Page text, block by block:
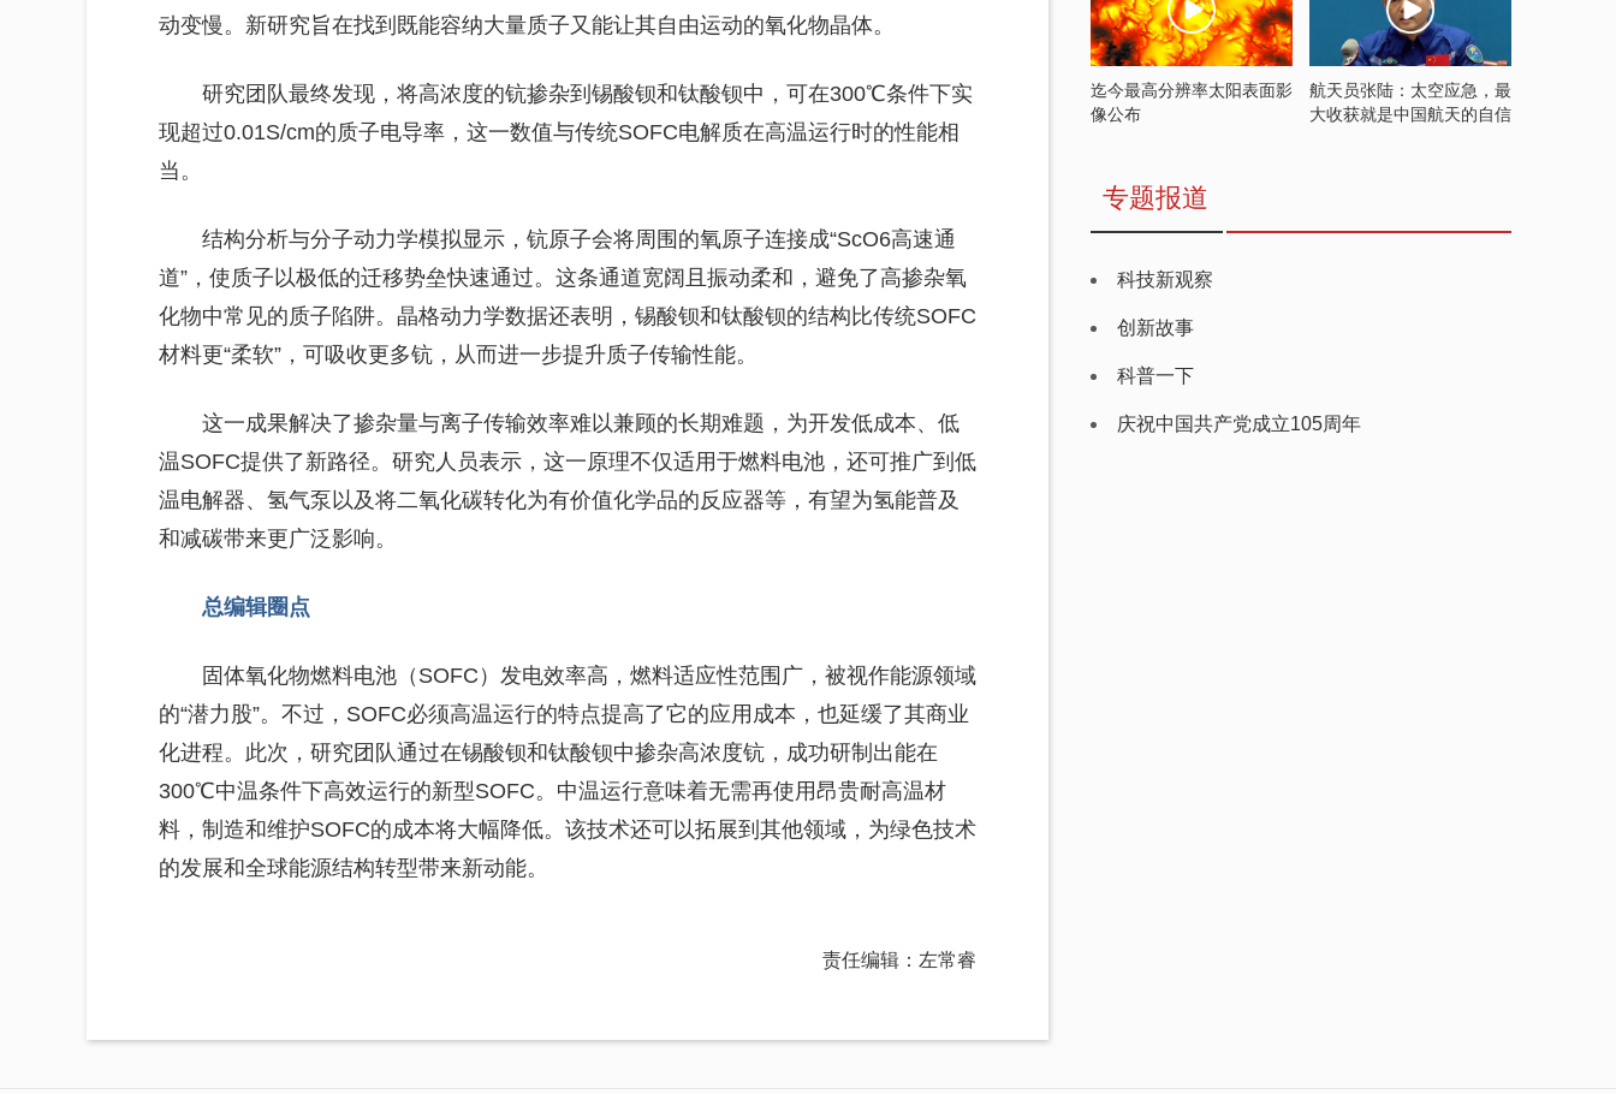
动变慢。新研究旨在找到既能容纳大量质子又能让其自由运动的氧化物晶体。
研究团队最终发现，将高浓度的钪掺杂到锡酸钡和钛酸钡中，可在300℃条件下实
现超过0.01S/cm的质子电导率，这一数值与传统SOFC电解质在高温运行时的性能相
当。
结构分析与分子动力学模拟显示，钪原子会将周围的氧原子连接成“ScO6高速通
道”，使质子以极低的迁移势垒快速通过。这条通道宽阔且振动柔和，避免了高掺杂氧
化物中常见的质子陷阱。晶格动力学数据还表明，锡酸钡和钛酸钡的结构比传统SOFC
材料更“柔软”，可吸收更多钪，从而进一步提升质子传输性能。
这一成果解决了掺杂量与离子传输效率难以兼顾的长期难题，为开发低成本、低
温SOFC提供了新路径。研究人员表示，这一原理不仅适用于燃料电池，还可推广到低
温电解器、氢气泵以及将二氧化碳转化为有价值化学品的反应器等，有望为氢能普及
和减碳带来更广泛影响。
总编辑圈点
固体氧化物燃料电池（SOFC）发电效率高，燃料适应性范围广，被视作能源领域
的“潜力股”。不过，SOFC必须高温运行的特点提高了它的应用成本，也延缓了其商业
化进程。此次，研究团队通过在锡酸钡和钛酸钡中掺杂高浓度钪，成功研制出能在
300℃中温条件下高效运行的新型SOFC。中温运行意味着无需再使用昂贵耐高温材
料，制造和维护SOFC的成本将大幅降低。该技术还可以拓展到其他领域，为绿色技术
的发展和全球能源结构转型带来新动能。
责任编辑：左常睿
迄今最高分辨率太阳表面影
像公布
航天员张陆：太空应急，最
大收获就是中国航天的自信
专题报道
科技新观察
创新故事
科普一下
庆祝中国共产党成立105周年